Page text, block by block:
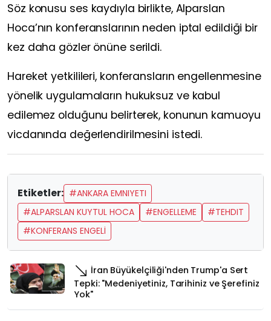
Söz konusu ses kaydıyla birlikte, Alparslan
Hoca’nın konferanslarının neden iptal edildiği bir
kez daha gözler önüne serildi.
Hareket yetkilileri, konferansların engellenmesine
yönelik uygulamaların hukuksuz ve kabul
edilemez olduğunu belirterek, konunun kamuoyu
vicdanında değerlendirilmesini istedi.
Etiketler: #ANKARA EMNIYETI
#ALPARSLAN KUYTUL HOCA
#ENGELLEME
#TEHDIT
#KONFERANS ENGELİ
İran Büyükelçiliği'nden Trump'a Sert
Tepki: "Medeniyetiniz, Tarihiniz ve Şerefiniz
Yok"